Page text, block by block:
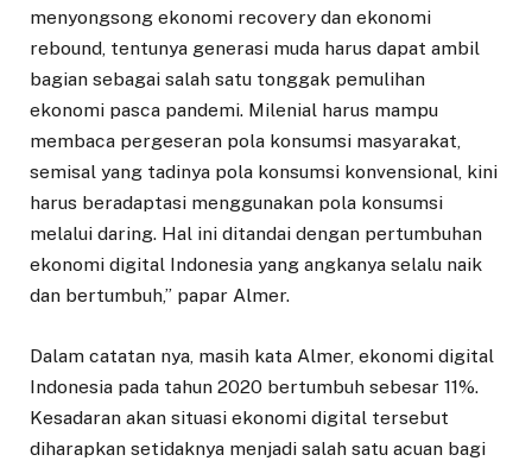
menyongsong ekonomi recovery dan ekonomi
rebound, tentunya generasi muda harus dapat ambil
bagian sebagai salah satu tonggak pemulihan
ekonomi pasca pandemi. Milenial harus mampu
membaca pergeseran pola konsumsi masyarakat,
semisal yang tadinya pola konsumsi konvensional, kini
harus beradaptasi menggunakan pola konsumsi
melalui daring. Hal ini ditandai dengan pertumbuhan
ekonomi digital Indonesia yang angkanya selalu naik
dan bertumbuh,” papar Almer.
Dalam catatan nya, masih kata Almer, ekonomi digital
Indonesia pada tahun 2020 bertumbuh sebesar 11%.
Kesadaran akan situasi ekonomi digital tersebut
diharapkan setidaknya menjadi salah satu acuan bagi